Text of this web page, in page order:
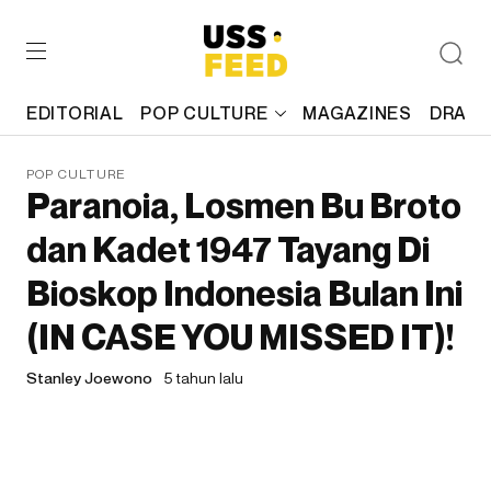
EDITORIAL POP CULTURE MAGAZINES
POP CULTURE
Paranoia, Losmen Bu Broto
dan Kadet 1947 Tayang Di
Bioskop Indonesia Bulan Ini
(IN CASE YOU MISSED IT)!
Stanley Joewono 5 tahun lalu